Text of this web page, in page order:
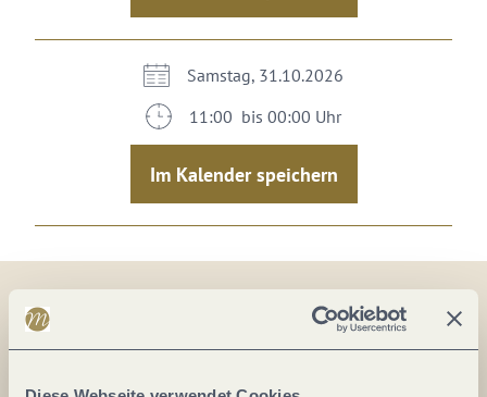
Samstag, 31.10.2026
11:00 bis 00:00 Uhr
Im Kalender speichern
Auf der Karte